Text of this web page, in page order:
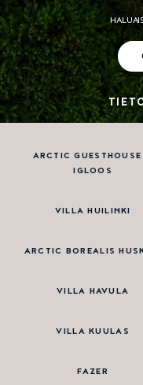
ARCTIC
IGLOOS
VILLA HUILINKI
ARCTIC BOREALIS
VILLA HAVULA
VILLA KUULAS
FAZER